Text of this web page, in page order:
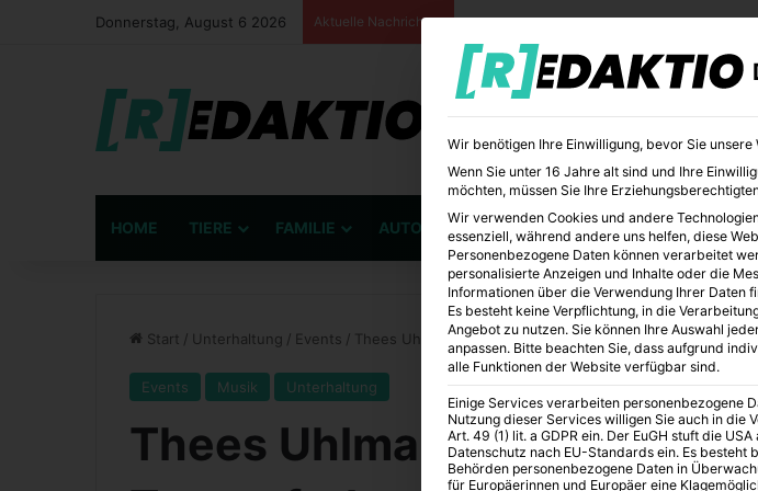
Donnerstag, August 6 2026 Aktuelle Nachrichten
HOME TIERE FAMILIE AUTO BÜCHER BILDUNG KUNST
Start / Unterhaltung / Events / Thees Uhlmann & Band – Tourauftakt am 06.03.2014 in
Events Musik Unterhaltung
Thees Uhlmann & Band –
Wir benötigen Ihre Einwilligung, bevor Sie
Wenn Sie unter 16 Jahre alt sind und Ihre
möchten, müssen Sie Ihre
Wir verwenden Cookies und andere
essenziell, während andere uns helfen, diese
Personenbezogene Daten können verarbeitet
personalisierte Anzeigen und Inhalte oder die
Informationen über die Verwendung Ihrer Daten
Es besteht keine Verpflichtung, in die
Angebot zu nutzen. Sie können Ihre Auswahl
anpassen. Bitte beachten Sie, dass aufgrund
alle Funktionen der Website verfügbar sind.
Einige Services verarbeiten personenbezogene
Nutzung dieser Services willigen Sie auch in die
Art. 49 (1) lit. a GDPR ein. Der EuGH stuft die
Datenschutz nach EU-Standards ein. Es besteht
Behörden personenbezogene Daten in
für Europäerinnen und Europäer eine